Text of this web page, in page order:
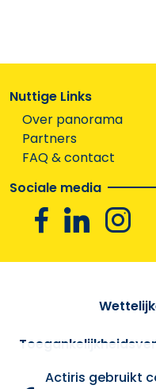
Actiris gebruikt
Nuttige Links
Over panorama
Partners
FAQ & contact
Sociale media
FacebookLinkedin